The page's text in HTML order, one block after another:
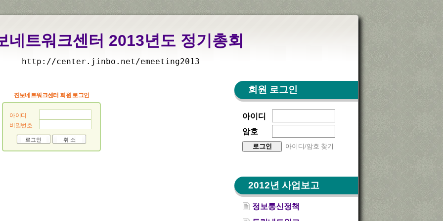
네트워크센터 2013년도 정기총회
http://center.jinbo.net/emeeting2013
진보네트워크센터 회원 로그인
아이디
비밀번호
회원 로그인
아이디
암호
아이디/암호 찾기
2012년 사업보고
정보통신정책